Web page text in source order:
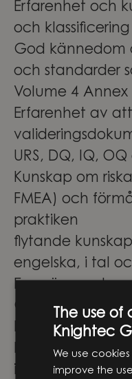
Erfarenhet och
och
God kännedom
och standarder
Volume 4 Annex
Erfarenhet av
URS, DQ, IQ,
Kunskap om
FMEA) och
praktiken
flytande
engelska, i tal
En spännande
Group
Knightec Group
Europas
inom produkt-
The use of
Knightec
We use
improve the